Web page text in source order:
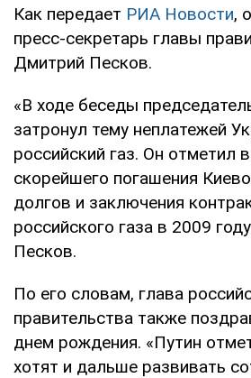
Как передает РИА Новости,
пресс-секретарь главы
Дмитрий Песков.
«В ходе беседы
затронул тему неплатежей
российский газ. Он отметил
скорейшего погашения
долгов и заключения
российского газа в 2009
Песков.
По его словам, глава
правительства также
днем рождения. «Путин
хотят и дальше развивать